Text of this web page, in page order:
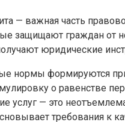
— важная часть
защищают граждан от
юридические
нормы формируются
о равенстве
услуг — это
требования к